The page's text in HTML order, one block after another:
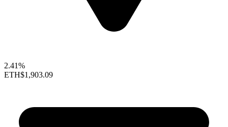
2.41%
ETH$1,903.09